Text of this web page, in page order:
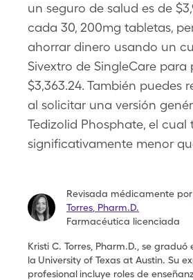
un seguro de salud es de
cada 30, 200mg tabletas,
ahorrar dinero usando un
Sivextro de SingleCare para
$3,363.24. También puedes
al solicitar una versión
Tedizolid Phosphate, el cual
significativamente menor
Revisada médicamente por
Torres Pharm.D.
Farmacéutica licenciada
Kristi C. Torres, Pharm.D., se graduó
la University of Texas at Austin. Su
profesional incluye roles de